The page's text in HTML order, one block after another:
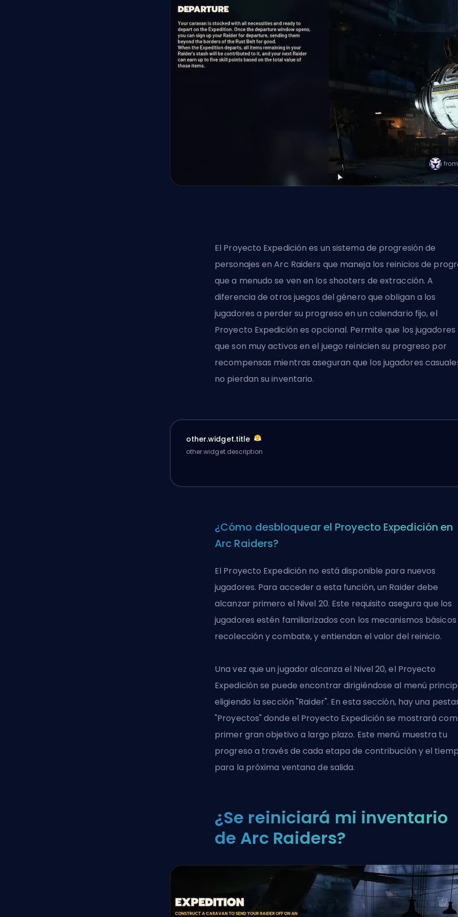
El Proyecto Expedición es un sistema de progresión de
personajes en Arc Raiders que maneja los reinicios de
que a menudo se ven en los shooters de extracción. A
diferencia de otros juegos del género que obligan a los
jugadores a perder su progreso en un calendario fijo, el
Proyecto Expedición es opcional. Permite que los jugadores
que son muy activos en el juego reinicien su progreso por
recompensas mientras aseguran que los jugadores
no pierdan su inventario.
other.widget.title
other.widget.description
¿Cómo desbloquear el Proyecto Expedición en
Arc Raiders?
El Proyecto Expedición no está disponible para nuevos
jugadores. Para acceder a esta función, un Raider debe
alcanzar primero el Nivel 20. Este requisito asegura que los
jugadores estén familiarizados con los mecanismos básicos
recolección y combate, y entiendan el valor del reinicio.
Una vez que un jugador alcanza el Nivel 20, el Proyecto
Expedición se puede encontrar dirigiéndose al menú
eligiendo la sección "Raider". En esta sección, hay una
"Proyectos" donde el Proyecto Expedición se mostrará
primer gran objetivo a largo plazo. Este menú muestra tu
progreso a través de cada etapa de contribución y el
para la próxima ventana de salida.
¿Se reiniciará mi inventario
de Arc Raiders?